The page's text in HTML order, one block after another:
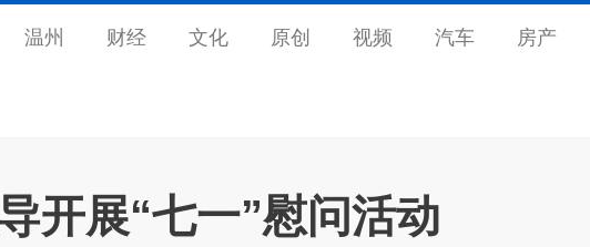
温州 财经 文化 原创 视频 汽车 房产
开展“七一”慰问活动